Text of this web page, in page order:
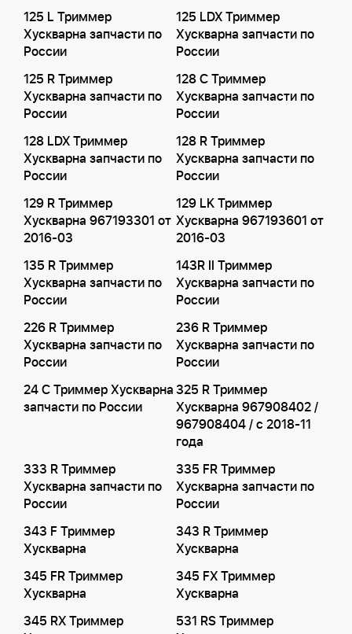
125 L Триммер
Хускварна запчасти по
России
125 LDX Триммер
Хускварна запчасти по
России
125 R Триммер
Хускварна запчасти по
России
128 C Триммер
Хускварна запчасти по
России
128 LDX Триммер
Хускварна запчасти по
России
128 R Триммер
Хускварна запчасти по
России
129 R Триммер
Хускварна 967193301 от
2016-03
129 LK Триммер
Хускварна 967193601 от
2016-03
135 R Триммер
Хускварна запчасти по
России
143R II Триммер
Хускварна запчасти по
России
226 R Триммер
Хускварна запчасти по
России
236 R Триммер
Хускварна запчасти по
России
24 C Триммер Хускварна
запчасти по России
325 R Триммер
Хускварна 967908402 /
967908404 / с 2018-11
года
333 R Триммер
Хускварна запчасти по
России
335 FR Триммер
Хускварна запчасти по
России
343 F Триммер
Хускварна
343 R Триммер
Хускварна
345 FR Триммер
Хускварна
345 FX Триммер
Хускварна
345 RX Триммер
531 RS Триммер